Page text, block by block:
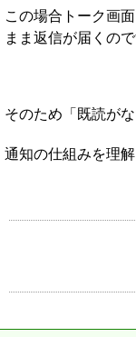
この場合トーク画
まま返信が届くので
そのため「既読が
通知の仕組みを理